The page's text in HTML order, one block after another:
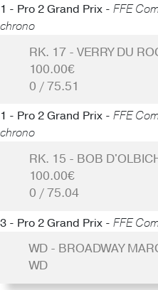
1 - Pro 2 Grand Prix - FFE
chrono
RK. 17 - VERRY DU
100.00€
0 / 75.51
1 - Pro 2 Grand Prix - FFE
chrono
RK. 15 - BOB
100.00€
0 / 75.04
3 - Pro 2 Grand Prix - FFE
WD - BROADWAY
WD